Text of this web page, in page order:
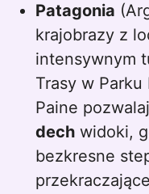
Patagonia
krajobrazy z
intensywnym
Trasy w
Paine
dech widoki,
bezkresne